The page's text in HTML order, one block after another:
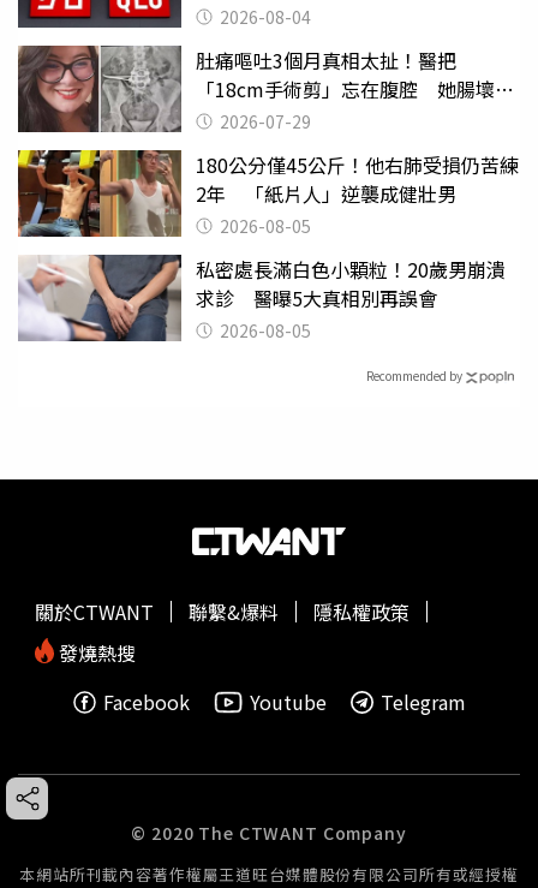
2026-08-04
肚痛嘔吐3個月真相太扯！醫把
「18cm手術剪」忘在腹腔 她腸壞死
險喪命
2026-07-29
180公分僅45公斤！他右肺受損仍苦練
2年 「紙片人」逆襲成健壯男
2026-08-05
私密處長滿白色小顆粒！20歲男崩潰
求診 醫曝5大真相別再誤會
2026-08-05
Recommended by
關於CTWANT 聯繫&爆料
隱私權政策
發燒熱搜
Facebook
Youtube Telegram
© 2020 The CTWANT Company
本網站所刊載內容著作權屬王道旺台媒體股份有限公司所有或經授權